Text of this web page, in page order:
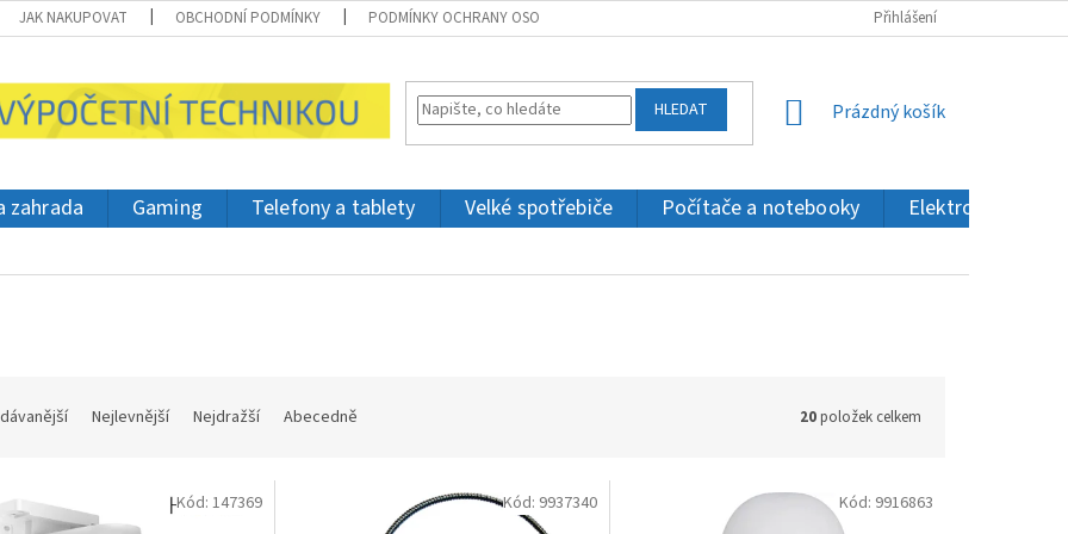
JAK NAKUPOVAT OBCHODNÍ PODMÍNKY PODMÍNKY OCHRANY OSOBNÍCH ÚDAJŮ Přihlášení
HLEDAT
NÁKUPNÍ
Prázdný košík
zahrada Gaming Telefony a tablety Velké spotřebiče Počítače a notebooky Elektronika a IT
Nejlevnější Nejdražší Abecedně 20položek celkem
Kód: 147369 Kód: 9937340 Kód: 9916863